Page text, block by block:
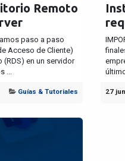
Remoto
paso a paso
Acceso de Cliente)
en un servidor
Guías & Tutoriales 27